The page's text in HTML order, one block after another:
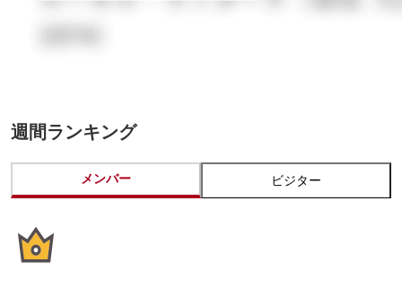
週間ランキング
メンバー ビジター